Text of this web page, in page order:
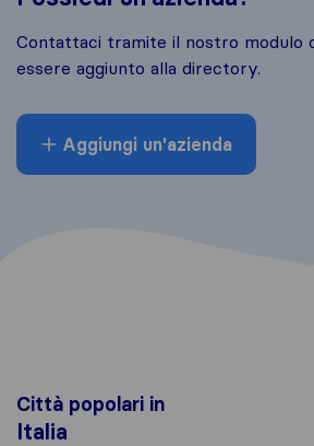
Contattaci tramite il nostro modulo
essere aggiunto alla directory.
Aggiungi un'azienda
Città popolari in
Italia